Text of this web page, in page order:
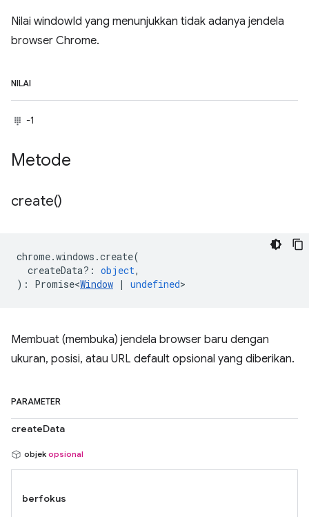
Nilai windowId yang menunjukkan tidak adanya jendela
browser Chrome.
NILAI
-1
Metode
create()
chrome.windows .create(
createData? : object,
) : Promise<Window | undefined>
Membuat (membuka) jendela browser baru dengan
ukuran, posisi, atau URL default opsional yang diberikan.
PARAMETER
createData
objek opsional
berfokus